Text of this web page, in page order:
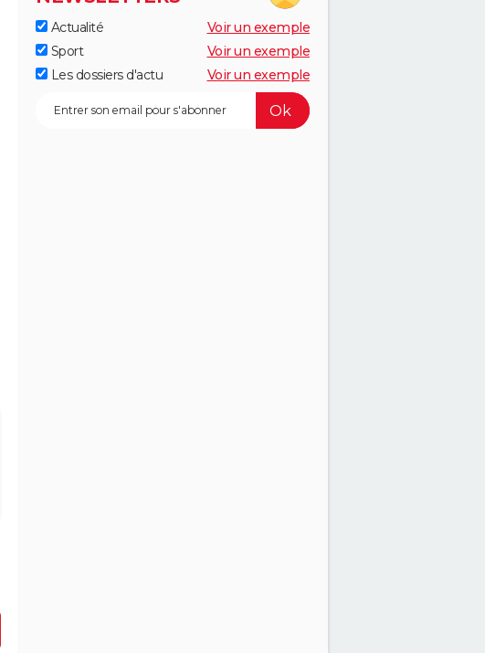
Actualité
Voir un exemple
Sport
Voir un exemple
Les dossiers d'actu
Voir un exemple